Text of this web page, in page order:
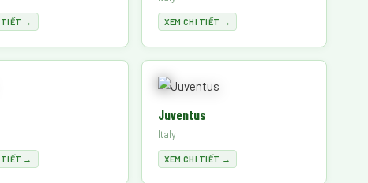
TIẾT → XEM CHI TIẾT →
TIẾT →
Juventus
Italy
XEM CHI TIẾT →